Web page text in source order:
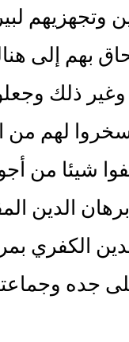
وتجهزيهم
بهم إلى
ذلك
لهم
شيئا من
الدين
الكفري
جده